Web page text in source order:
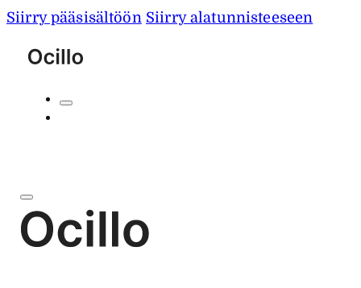
Siirry pääsisältöön Siirry alatunnisteeseen